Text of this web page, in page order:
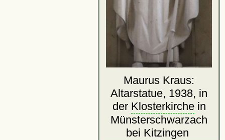
Maurus Kraus:
Altarstatue, 1938, in
der Klosterkirchein
Münsterschwarzach
bei Kitzingen